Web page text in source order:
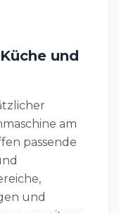
und
am
passende
und